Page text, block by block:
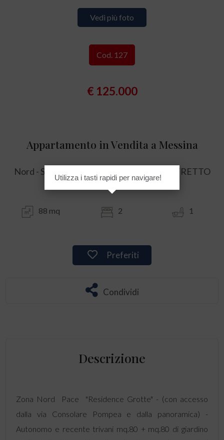
Vedi più foto
Cod. 127
€ 125.000
Appartamento in Vendita a Messina
Nord - STRADA PANORAMICA DELLO STRETTO
3350
88 mq 2 1
Preferiti
Condividi
Descrizione
Zona Nord  Pace  "Residence Grotte" - (con accesso
dalla via Consolare Pompea e dalla panoramica) -
Autonomo e recente trivani mq.80 + mq.80 di giardino
Utilizza i tasti rapidi per navigare!